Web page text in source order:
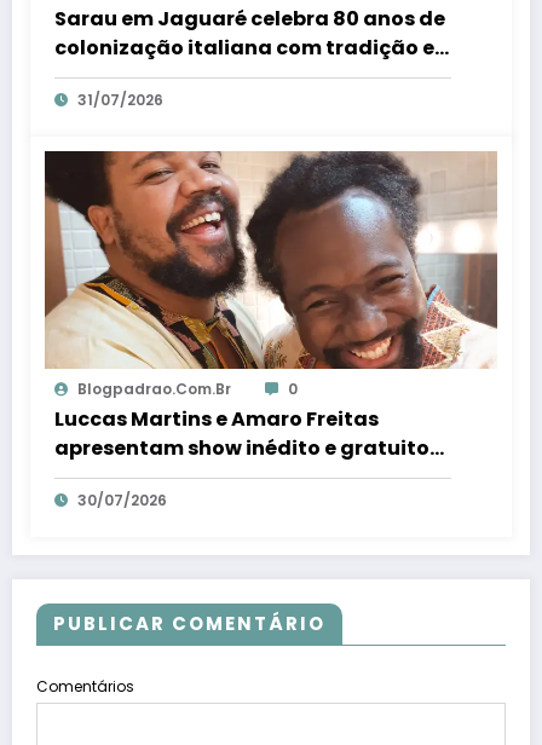
Sarau em Jaguaré celebra 80 anos de
colonização italiana com tradição e
trambolhão da polenta – Em Dia ES
31/07/2026
Blogpadrao.com.br 0
Luccas Martins e Amaro Freitas
apresentam show inédito e gratuito
em Conceição da Barra – Em Dia ES
30/07/2026
PUBLICAR COMENTÁRIO
Comentários